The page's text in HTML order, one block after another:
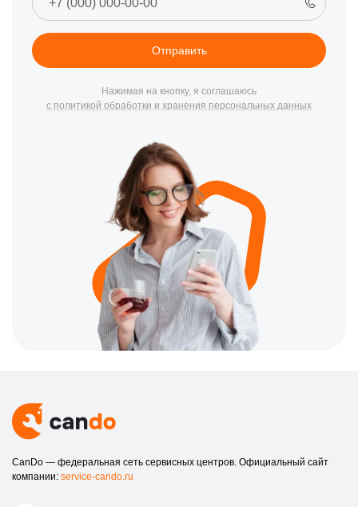
Отправить
Нажимая на кнопку, я соглашаюсь
с политикой обработки и хранения персональных данных
CanDo — федеральная сеть сервисных центров. Официальный сайт
компании: service-cando.ru